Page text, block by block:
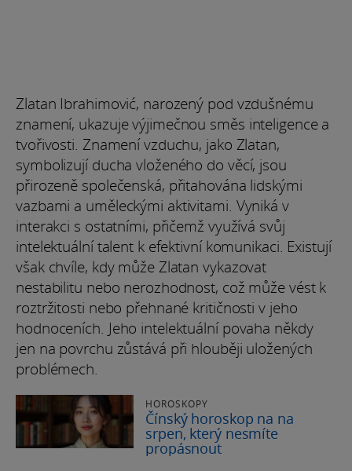
Zlatan Ibrahimović, narozený pod vzdušnému
znamení, ukazuje výjimečnou směs inteligence a
tvořivosti. Znamení vzduchu, jako Zlatan,
symbolizují ducha vloženého do věcí, jsou
přirozeně společenská, přitahována lidskými
vazbami a uměleckými aktivitami. Vyniká v
interakci s ostatními, přičemž využívá svůj
intelektuální talent k efektivní komunikaci. Existují
však chvíle, kdy může Zlatan vykazovat
nestabilitu nebo nerozhodnost, což může vést k
roztržitosti nebo přehnané kritičnosti v jeho
hodnoceních. Jeho intelektuální povaha někdy
jen na povrchu zůstává při hlouběji uložených
problémech.
HOROSKOPY
Čínský horoskop na na
srpen, který nesmíte
propásnout